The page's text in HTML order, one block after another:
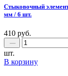
Стыковочный
мм / 6 шт.
410 руб.
шт.
В корзину